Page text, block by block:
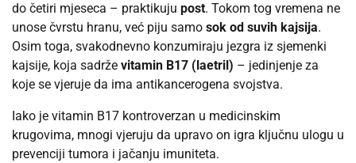
do četiri mjeseca – praktikuju post. Tokom tog vremena ne
unose čvrstu hranu, već piju samo sok od suvih kajsija.
Osim toga, svakodnevno konzumiraju jezgra iz sjemenki
kajsije, koja sadrže vitamin B17 (laetril) – jedinjenje za
koje se vjeruje da ima antikancerogena svojstva.
Iako je vitamin B17 kontroverzan u medicinskim
krugovima, mnogi vjeruju da upravo on igra ključnu ulogu u
prevenciji tumora i jačanju imuniteta.